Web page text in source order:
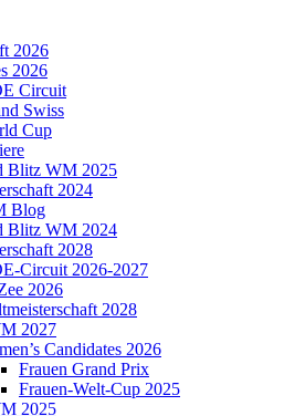
2026
2026
Circuit
Swiss
Cup
Blitz WM 2025
2024
Blog
Blitz WM 2024
2028
Circuit 2026-2027
2026
2028
2027
Candidates 2026
Frauen Grand Prix
Frauen-Welt-Cup 2025
2025